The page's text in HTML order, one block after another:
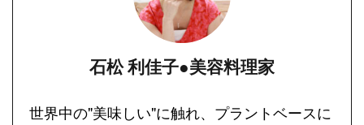
石松 利佳子●美容料理家
世界中の"美味しい"に触れ、プラントベースに